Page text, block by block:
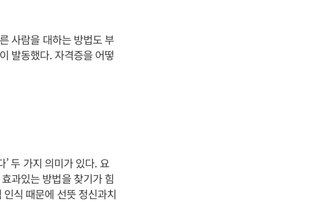
사람을 대하는 방법도 부
발동했다. 자격증을 어떻
두 가지 의미가 있다. 요
과있는 방법을 찾기가 힘
식 때문에 선뜻 정신과치